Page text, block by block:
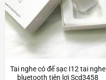
Tai nghe có đế sạc I12 tai nghe
bluetooth tiện lợi Scd3458